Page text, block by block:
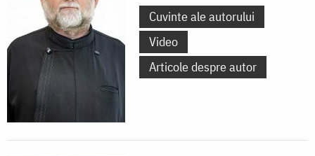
Cuvinte ale autorului
Video
Articole despre autor